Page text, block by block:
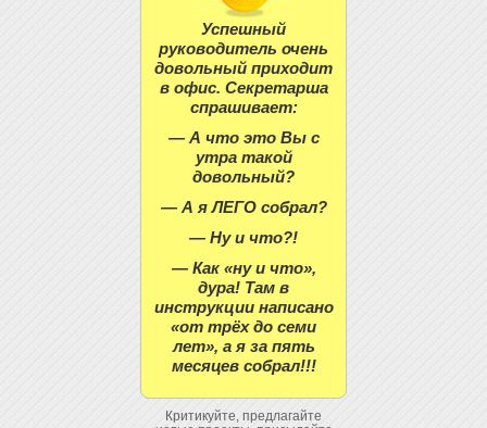
Успешный
руководитель очень
довольный приходит
в офис. Секретарша
спрашивает:
— А что это Вы с
утра такой
довольный?
— А я ЛЕГО собрал?
— Ну и что?!
— Как «ну и что»,
дура! Там в
инструкции написано
«от трёх до семи
лет», а я за пять
месяцев собрал!!!
Критикуйте, предлагайте